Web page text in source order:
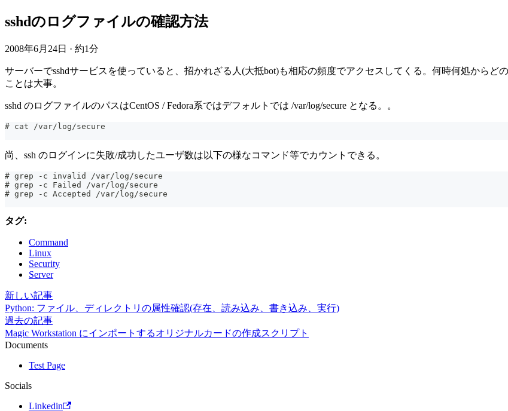
sshdのログファイルの確認方法
2008年6月24日 · 約1分
サーバーでsshdサービスを使っていると、招かれざる人(大抵bot)も相応の頻度でアクセスしてくる。何時何処から
ことは大事。
sshd のログファイルのパスはCentOS / Fedora系ではデフォルトでは /var/log/secure となる。。
# cat /var/log/secure
尚、ssh のログインに失敗/成功したユーザ数は以下の様なコマンド等でカウントできる。
# grep -c invalid /var/log/secure
# grep -c Failed /var/log/secure
# grep -c Accepted /var/log/secure
タグ:
Command
Linux
Security
Server
新しい記事
Python: ファイル、ディレクトリの属性確認(存在、読み込み、書き込み、実行)
過去の記事
Magic Workstation にインポートするオリジナルカードの作成スクリプト
Documents
Test Page
Socials
Linkedin